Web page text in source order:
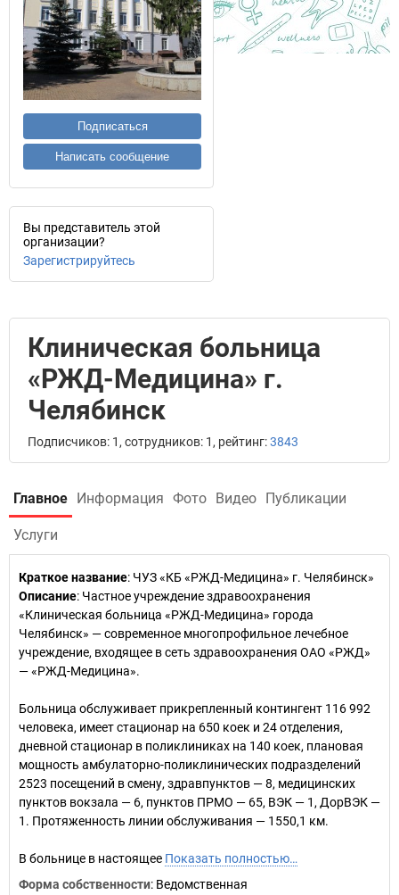
Подписаться
Написать сообщение
Вы представитель этой
организации?
Зарегистрируйтесь
Клиническая больница
«РЖД-Медицина» г.
Челябинск
Подписчиков: 1, сотрудников: 1, рейтинг:3843
Главное Информация Фото Видео Публикации
Услуги
Краткое название: ЧУЗ «КБ «РЖД-Медицина» г. Челябинск»
Описание: Частное учреждение здравоохранения
«Клиническая больница «РЖД-Медицина» города
Челябинск» — современное многопрофильное лечебное
учреждение, входящее в сеть здравоохранения ОАО «РЖД»
— «РЖД-Медицина».
Больница обслуживает прикрепленный контингент 116 992
человека, имеет стационар на 650 коек и 24 отделения,
дневной стационар в поликлиниках на 140 коек, плановая
мощность амбулаторно-поликлинических подразделений
2523 посещений в смену, здравпунктов — 8, медицинских
пунктов вокзала — 6, пунктов ПРМО — 65, ВЭК — 1, ДорВЭК —
1. Протяженность линии обслуживания — 1550,1 км.
В больнице в настоящее Показать полностью…
Форма собственности: Ведомственная